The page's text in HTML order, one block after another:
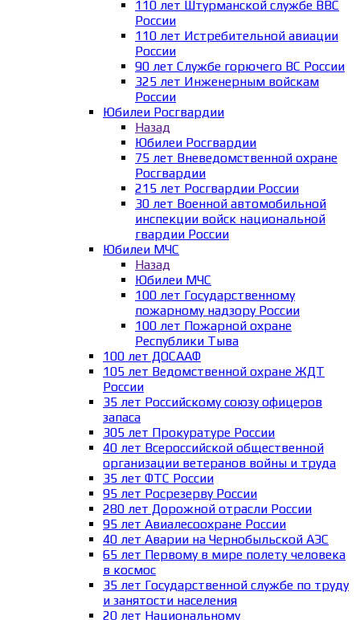
110 лет Штурманской службе ВВС
России
110 лет Истребительной авиации
России
90 лет Службе горючего ВС России
325 лет Инженерным войскам
России
Юбилеи Росгвардии
Назад
Юбилеи Росгвардии
75 лет Вневедомственной охране
Росгвардии
215 лет Росгвардии России
30 лет Военной автомобильной
инспекции войск национальной
гвардии России
Юбилеи МЧС
Назад
Юбилеи МЧС
100 лет Государственному
пожарному надзору России
100 лет Пожарной охране
Республики Тыва
100 лет ДОСААФ
105 лет Ведомственной охране ЖДТ
России
35 лет Российскому союзу офицеров
запаса
305 лет Прокуратуре России
40 лет Всероссийской общественной
организации ветеранов войны и труда
35 лет ФТС России
95 лет Росрезерву России
280 лет Дорожной отрасли России
95 лет Авиалесоохране России
40 лет Аварии на Чернобыльской АЭС
65 лет Первому в мире полету человека
в космос
35 лет Государственной службе по труду
и занятости населения
20 лет Национальному